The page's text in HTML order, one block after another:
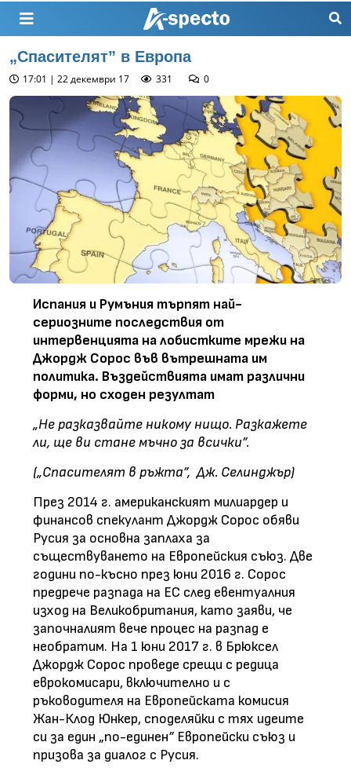
„Спасителят” в Европа
17:01 | 22 декември 17 331 0
Испания и Румъния търпят най-
сериозните последствия от
интервенцията на лобистките мрежи на
Джордж Сорос във вътрешната им
политика. Въздействията имат различни
форми, но сходен резултат
„Не разказвайте никому нищо. Разкажете
ли, ще ви стане мъчно за всички”.
(„Спасителят в ръжта”, Дж. Селинджър)
През 2014 г. американският милиардер и
финансов спекулант Джордж Сорос обяви
Русия за основна заплаха за
съществуването на Европейския съюз. Две
години по-късно през юни 2016 г. Сорос
предрече разпада на ЕС след евентуалния
изход на Великобритания, като заяви, че
започналият вече процес на разпад е
необратим. На 1 юни 2017 г. в Брюксел
Джордж Сорос проведе срещи с редица
еврокомисари, включително и с
ръководителя на Европейската комисия
Жан-Клод Юнкер, споделяйки с тях идеите
си за един „по-единен” Европейски съюз и
призова за диалог с Русия.